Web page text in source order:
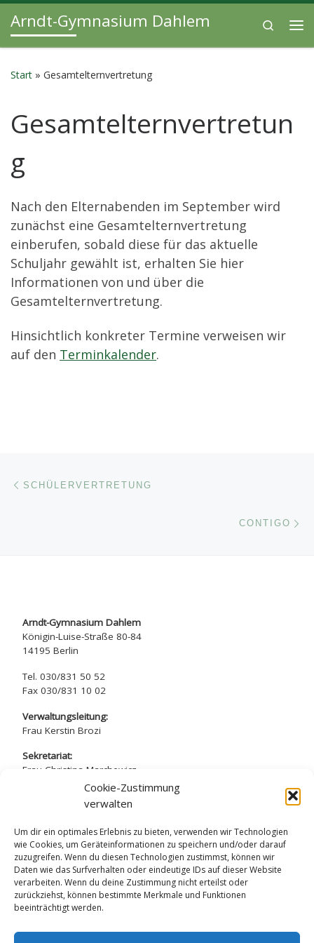
Cookie-Zustimmung
verwalten
Um dir ein optimales Erlebnis zu bieten, verwenden wir Technologien
wie Cookies, um Geräteinformationen zu speichern und/oder darauf
zuzugreifen. Wenn du diesen Technologien zustimmst, können wir
Daten wie das Surfverhalten oder eindeutige IDs auf dieser Website
verarbeiten. Wenn du deine Zustimmung nicht erteilst oder
zurückziehst, können bestimmte Merkmale und Funktionen
beeinträchtigt werden.
Zum Inhalt springen
Arndt-Gymnasium Dahlem
Search
Start » Gesamtelternvertretung
Gesamtelternvertretun
g
Nach den Elternabenden im September wird
zunächst eine Gesamtelternvertretung
einberufen, sobald diese für das aktuelle
Schuljahr gewählt ist, erhalten Sie hier
Informationen von und über die
Gesamtelternvertretung.
Hinsichtlich konkreter Termine verweisen wir
auf den Terminkalender.
Beitragsnavigation
SCHÜLERVERTRETUNG
CONTIGO
Arndt-Gymnasium Dahlem
Königin-Luise-Straße 80-84
14195 Berlin
Tel. 030/831 50 52
Fax 030/831 10 02
Verwaltungsleitung:
Frau Kerstin Brozi
Sekretariat:
Frau Christina Marchewicz
Frau Nadine Simros
sekretariat@arndt-gymnasium.de
Datenschutzerklärung
Impressum